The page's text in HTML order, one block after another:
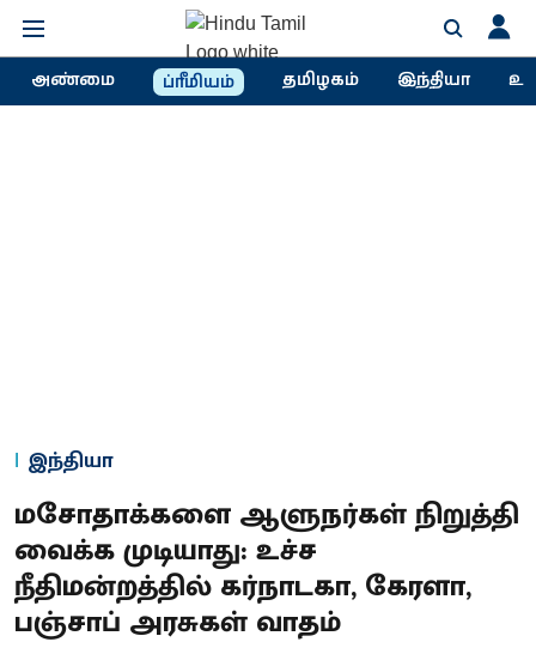
அண்மை ப்ரீமியம் தமிழகம் இந்தியா
இந்தியா
மசோதாக்களை ஆளுநர்கள் நிறுத்தி
வைக்க முடியாது: உச்ச
நீதிமன்றத்தில் கர்நாடகா, கேரளா,
பஞ்சாப் அரசுகள் வாதம்